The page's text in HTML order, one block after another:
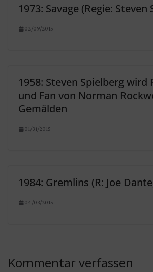
1973: Savage (Regie: Steven
02/09/2015
1958: Steven Spielberg wird
und Fan von Norman
Gemälden
01/31/2015
1984: Gremlins (R: Joe
04/03/2015
Kommentar verfassen